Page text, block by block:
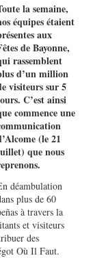
la semaine,
équipes étaient
aux
de Bayonne,
rassemblent
d’un million
visiteurs sur 5
C’est ainsi
commence une
(le 21
que nous
déambulation
plus de 60
à travers la
et visiteurs
des
Où Il Faut.